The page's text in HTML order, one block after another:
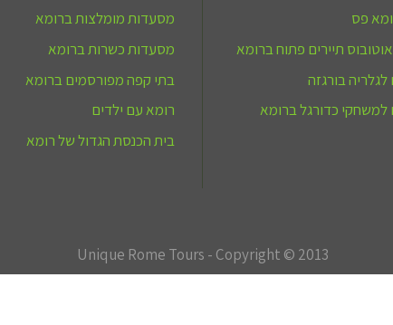
מסעדות מומלצות ברומא
מסעדות כשרות ברומא
בתי קפה מפורסמים ברומא
רומא עם ילדים
בית הכנסת הגדול של רומא
פס
תיירים פתוח ברומא
בורגזה
למשחקי כדורגל ברומא
Unique Rome Tours - Copyright © 2013